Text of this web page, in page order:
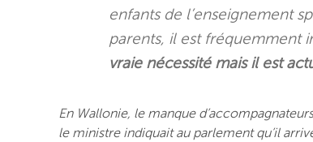
enfants de l’enseignement
parents, il est fréquemment
vraie nécessité mais il est
En Wallonie, le manque
le ministre indiquait au parlement qu’il